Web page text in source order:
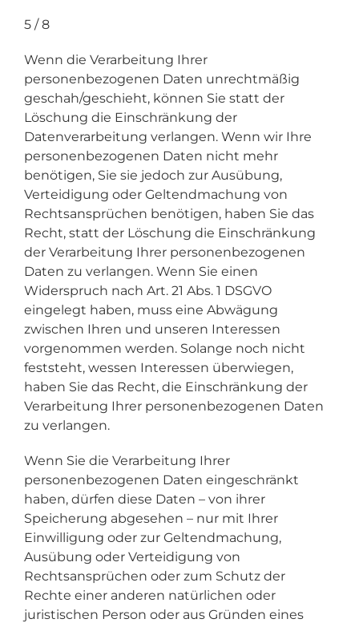
5 / 8
Wenn die Verarbeitung Ihrer
personenbezogenen Daten unrechtmäßig
geschah/geschieht, können Sie statt der
Löschung die Einschränkung der
Datenverarbeitung verlangen. Wenn wir Ihre
personenbezogenen Daten nicht mehr
benötigen, Sie sie jedoch zur Ausübung,
Verteidigung oder Geltendmachung von
Rechtsansprüchen benötigen, haben Sie das
Recht, statt der Löschung die Einschränkung
der Verarbeitung Ihrer personenbezogenen
Daten zu verlangen. Wenn Sie einen
Widerspruch nach Art. 21 Abs. 1 DSGVO
eingelegt haben, muss eine Abwägung
zwischen Ihren und unseren Interessen
vorgenommen werden. Solange noch nicht
feststeht, wessen Interessen überwiegen,
haben Sie das Recht, die Einschränkung der
Verarbeitung Ihrer personenbezogenen Daten
zu verlangen.
Wenn Sie die Verarbeitung Ihrer
personenbezogenen Daten eingeschränkt
haben, dürfen diese Daten – von ihrer
Speicherung abgesehen – nur mit Ihrer
Einwilligung oder zur Geltendmachung,
Ausübung oder Verteidigung von
Rechtsansprüchen oder zum Schutz der
Rechte einer anderen natürlichen oder
juristischen Person oder aus Gründen eines